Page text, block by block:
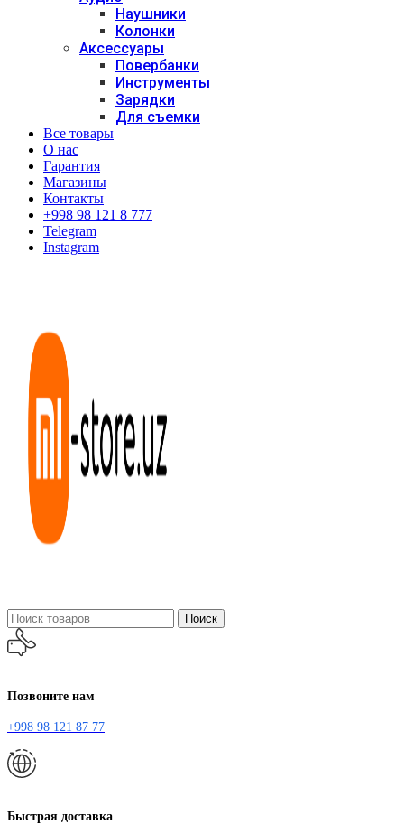
Наушники
Колонки
Аксессуары
Повербанки
Инструменты
Зарядки
Для съемки
Все товары
О нас
Гарантия
Магазины
Контакты
+998 98 121 8 777
Telegram
Instagram
Поиск
Позвоните нам
+998 98 121 87 77
Быстрая доставка